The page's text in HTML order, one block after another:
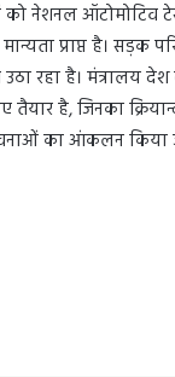
नेशनल ऑटोमोटिव
प्राप्त है। सड़क
रहा है। मंत्रालय
तैयार है, जिनका
का आंकलन किया